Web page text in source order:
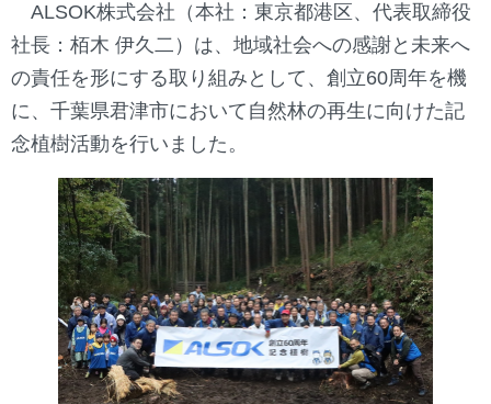
ALSOK株式会社（本社：東京都港区、代表取締役
社長：栢木 伊久二）は、地域社会への感謝と未来へ
の責任を形にする取り組みとして、創立60周年を機
に、千葉県君津市において自然林の再生に向けた記
念植樹活動を行いました。